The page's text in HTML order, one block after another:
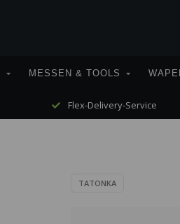
MESSEN & TOOLS
Flex-Delivery-Service
TATONKA